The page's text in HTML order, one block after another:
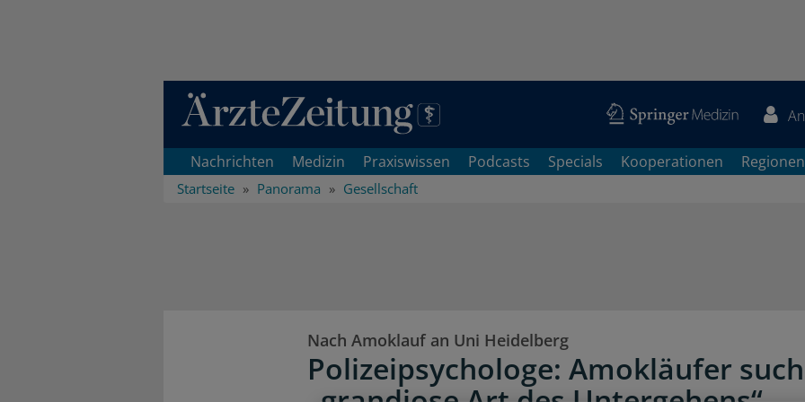
Direkt zum Inhaltsbereich
Nachrichten Medizin Praxiswissen Podcasts Specials Kooperationen Regionen
Startseite Panorama Gesellschaft
Nach Amoklauf an Uni Heidelberg
Polizeipsychologe: Amokläufer